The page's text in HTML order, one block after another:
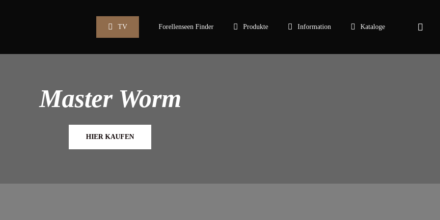
TV Forellenseen Finder Produkte Information Kataloge
Master Worm
HIER KAUFEN